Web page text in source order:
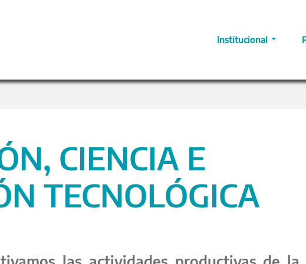
Institucional
CIENCIA E
TECNOLÓGICA